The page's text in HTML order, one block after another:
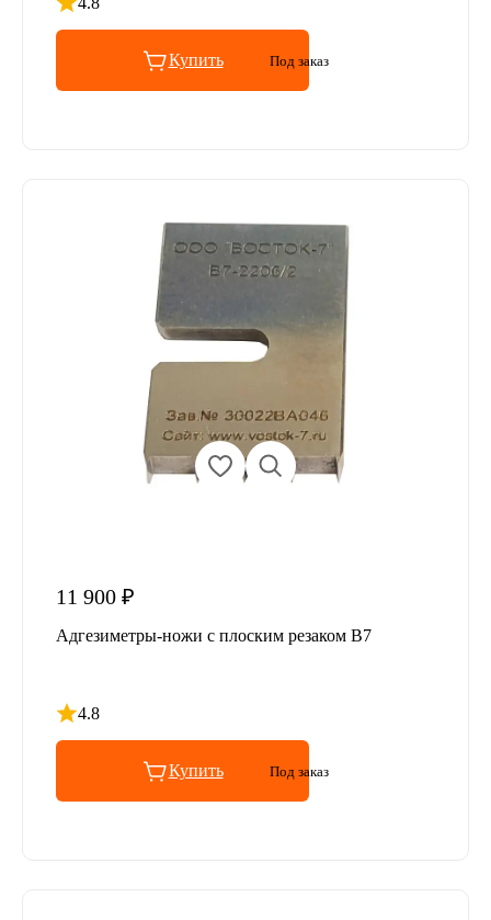
Рейтинг 4.8 из 5
Купить Под заказ
11 900 ₽
Адгезиметры-ножи с плоским резаком В7
4.8
Рейтинг 4.8 из 5
Купить Под заказ